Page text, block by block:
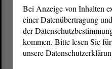
Delegationsprogramm
Nach dem Austausch im
Bei Anzeige von Inhalten
einer Datenübertragung
der
kommen. Bitte lesen Sie
unsere